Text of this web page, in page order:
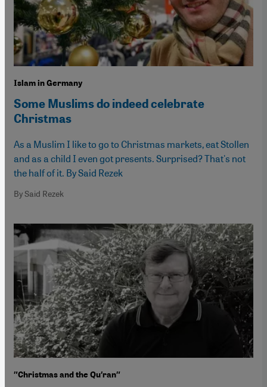
Islam in Germany
Some Muslims do indeed celebrate
Christmas
As a Muslim I like to go to Christmas markets, eat Stollen
and as a child I even got presents. Surprised? That's not
the half of it. By Said Rezek
By Said Rezek
″Christmas and the Qu′ran″